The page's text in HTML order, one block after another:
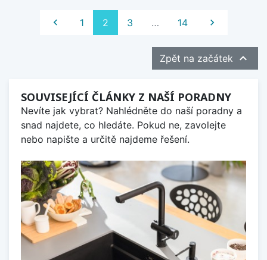
Předchozí
 1 2 3 … 14 Další

Zpět na začátek 
SOUVISEJÍCÍ ČLÁNKY Z NAŠÍ PORADNY
Nevíte jak vybrat? Nahlédněte do naší poradny a
snad najdete, co hledáte. Pokud ne, zavolejte
nebo napište a určitě najdeme řešení.